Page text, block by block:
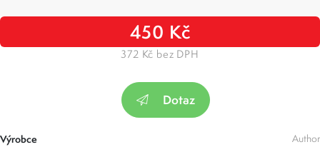
450 Kč
372 Kč bez DPH
Dotaz
Výrobce Author